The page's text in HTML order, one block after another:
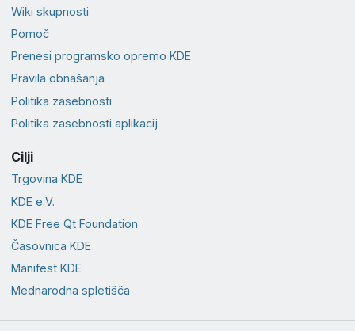
Wiki skupnosti
Pomoč
Prenesi programsko opremo KDE
Pravila obnašanja
Politika zasebnosti
Politika zasebnosti aplikacij
Cilji
Trgovina KDE
KDE e.V.
KDE Free Qt Foundation
Časovnica KDE
Manifest KDE
Mednarodna spletišča